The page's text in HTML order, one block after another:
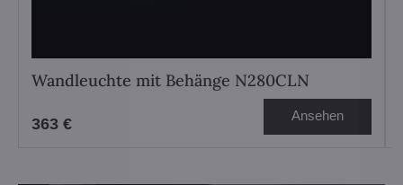
Wandleuchte mit Behänge N280CLN
363 € Ansehen